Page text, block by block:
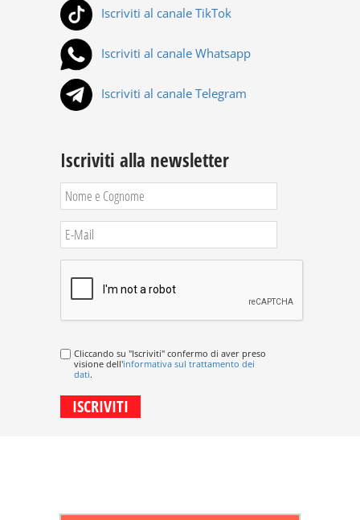
Iscriviti al canale TikTok
Iscriviti al canale Whatsapp
Iscriviti al canale Telegram
Iscriviti alla newsletter
Cliccando su "Iscriviti" confermo di aver preso
visione dell'informativa sul trattamento dei
dati.